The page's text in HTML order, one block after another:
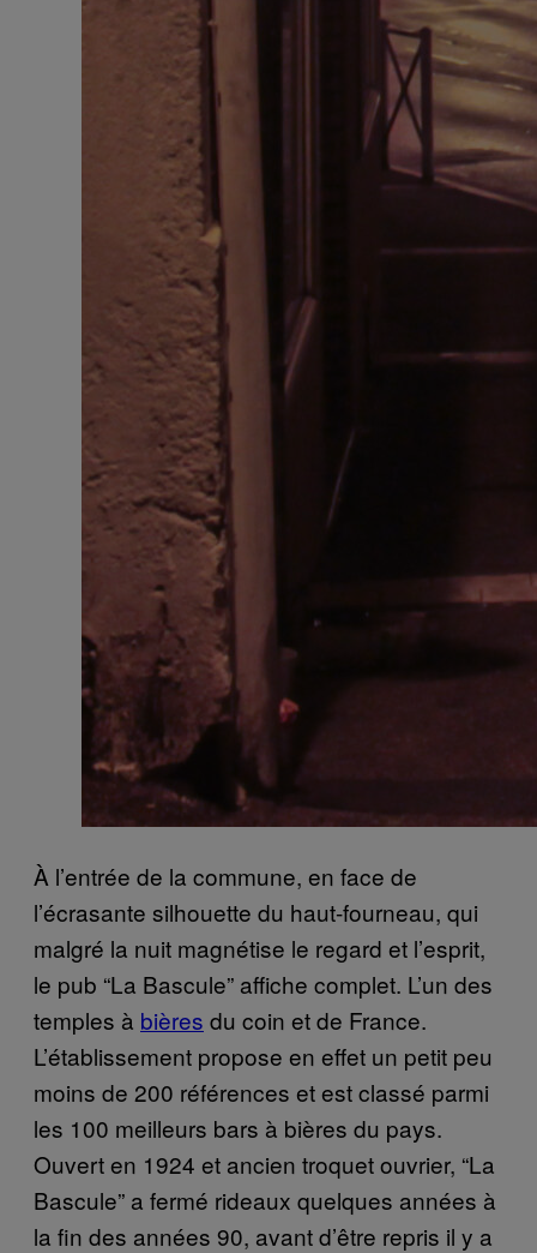
À l’entrée de la commune, en face de
l’écrasante silhouette du haut-fourneau, qui
malgré la nuit magnétise le regard et l’esprit,
le pub “La Bascule” affiche complet. L’un des
temples à bières du coin et de France.
L’établissement propose en effet un petit peu
moins de 200 références et est classé parmi
les 100 meilleurs bars à bières du pays.
Ouvert en 1924 et ancien troquet ouvrier, “La
Bascule” a fermé rideaux quelques années à
la fin des années 90, avant d’être repris il y a